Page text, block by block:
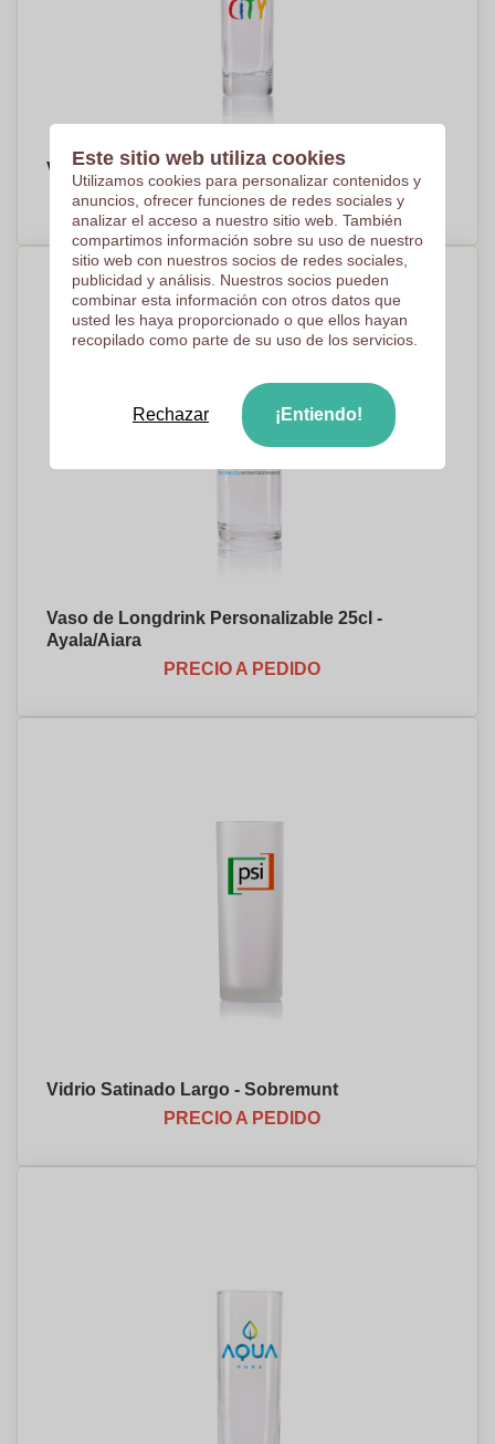
Vaso de Longdrink Europeo 22cl - La Muela
PRECIO A PEDIDO
Vaso de Longdrink Personalizable 25cl -
Ayala/Aiara
PRECIO A PEDIDO
Vidrio Satinado Largo - Sobremunt
PRECIO A PEDIDO
Este sitio web utiliza cookies
Utilizamos cookies para personalizar contenidos y
anuncios, ofrecer funciones de redes sociales y
analizar el acceso a nuestro sitio web. También
compartimos información sobre su uso de nuestro
sitio web con nuestros socios de redes sociales,
publicidad y análisis. Nuestros socios pueden
combinar esta información con otros datos que
usted les haya proporcionado o que ellos hayan
recopilado como parte de su uso de los servicios.
Rechazar ¡Entiendo!